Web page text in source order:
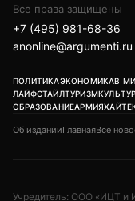
Все права защищены
+7 (495) 981-68-36
anonline@argumenti.ru
ПОЛИТИКАЭКОНОМИКАВ
ЛАЙФСТАЙЛТУРИЗМ
ОБРАЗОВАНИЕАРМИЯ
Об изданииГлавнаяВсе
Учредитель: ООО «ИЦТ и